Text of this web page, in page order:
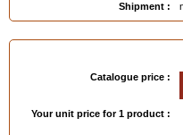
Shipment :
Catalogue price :
Your unit price for 1 product :